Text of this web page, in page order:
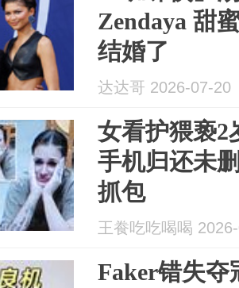
Zendaya 甜
结婚了
达达哥 2026-07-20
女看护猥亵2
手机归还未
抓包
王飬吃吃喝喝
Faker错失夺